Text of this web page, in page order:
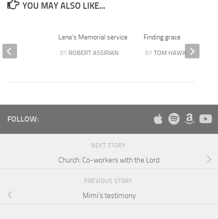
YOU MAY ALSO LIKE...
Lena’s Memorial service
BY ROBERT ASSIRIAN
Finding grace
BYTOM HAWKSLEY
FOLLOW:
NEXT STORY
Church: Co-workers with the Lord
PREVIOUS STORY
Mimi’s testimony